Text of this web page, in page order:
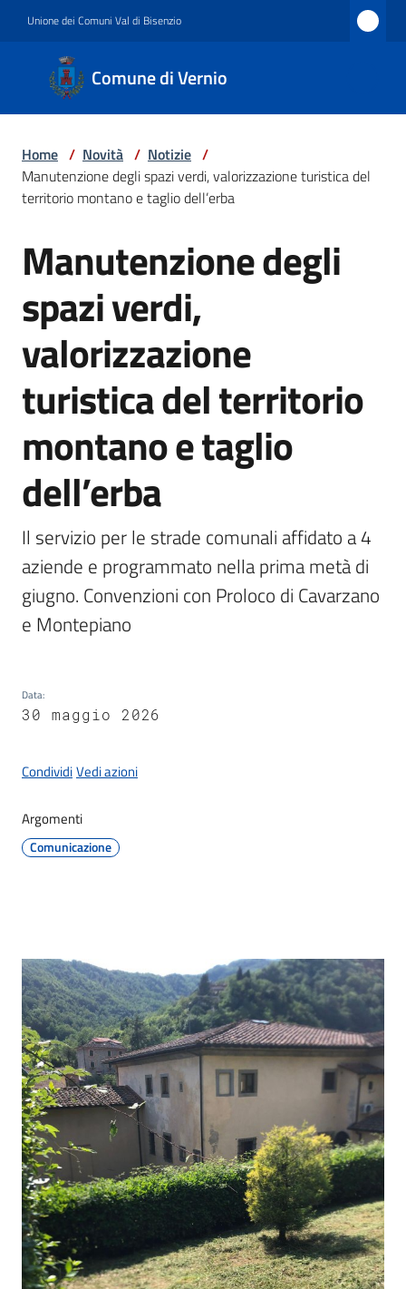
Unione dei Comuni Val di Bisenzio
Comune di Vernio
Comune
di
Vernio
Amministrazione
Novità
Servizi
Documenti
e
dati
Seguici
Home / Novità / Notizie /
Manutenzione degli spazi verdi, valorizzazione turistica del
territorio montano e taglio dell’erba
Salta al contenuto
Manutenzione degli
spazi verdi,
valorizzazione
turistica del territorio
montano e taglio
dell’erba
Il servizio per le strade comunali affidato a 4
aziende e programmato nella prima metà di
giugno. Convenzioni con Proloco di Cavarzano
e Montepiano
Data:
30 maggio 2026
CondividiVedi azioni
Argomenti
Comunicazione